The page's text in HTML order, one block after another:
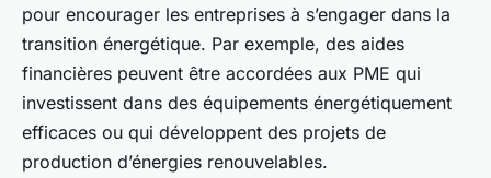
pour encourager les entreprises à s’engager dans la
transition énergétique. Par exemple, des aides
financières peuvent être accordées aux PME qui
investissent dans des équipements énergétiquement
efficaces ou qui développent des projets de
production d’énergies renouvelables.